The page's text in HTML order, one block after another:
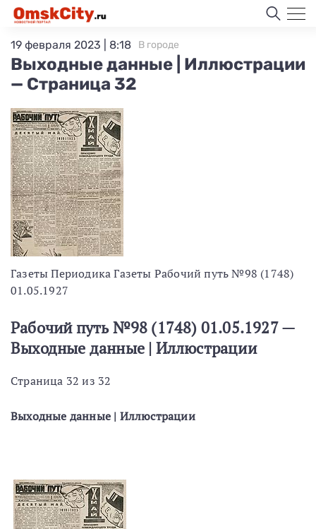
Выходные данные | Иллюстрации
— Страница 32
19 февраля 2023 | 8:18 В городе
Газеты Периодика Газеты Рабочий путь №98 (1748)
01.05.1927
Рабочий путь №98 (1748) 01.05.1927 —
Выходные данные | Иллюстрации
Страница 32 из 32
Выходные данные | Иллюстрации